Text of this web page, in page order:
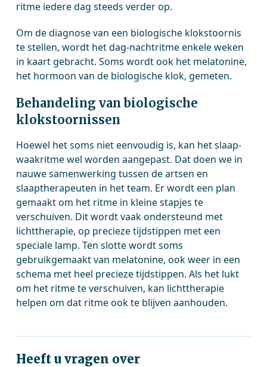
ritme iedere dag steeds verder op.
Om de diagnose van een biologische klokstoornis
te stellen, wordt het dag-nachtritme enkele weken
in kaart gebracht. Soms wordt ook het melatonine,
het hormoon van de biologische klok, gemeten.
Behandeling van biologische
klokstoornissen
Hoewel het soms niet eenvoudig is, kan het slaap-
waakritme wel worden aangepast. Dat doen we in
nauwe samenwerking tussen de artsen en
slaaptherapeuten in het team. Er wordt een plan
gemaakt om het ritme in kleine stapjes te
verschuiven. Dit wordt vaak ondersteund met
lichttherapie, op precieze tijdstippen met een
speciale lamp. Ten slotte wordt soms
gebruikgemaakt van melatonine, ook weer in een
schema met heel precieze tijdstippen. Als het lukt
om het ritme te verschuiven, kan lichttherapie
helpen om dat ritme ook te blijven aanhouden.
Heeft u vragen over